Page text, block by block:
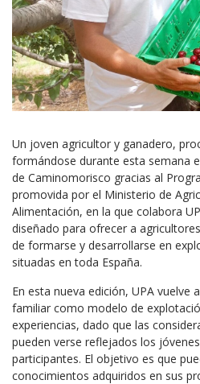
Un joven agricultor y ganadero,
formándose durante esta semana
de Caminomorisco gracias al
promovida por el Ministerio de
Alimentación, en la que colabora
diseñado para ofrecer a
de formarse y desarrollarse en
situadas en toda España.
En esta nueva edición, UPA vuelve
familiar como modelo de
experiencias, dado que las
pueden verse reflejados los
participantes. El objetivo es que
conocimientos adquiridos en sus